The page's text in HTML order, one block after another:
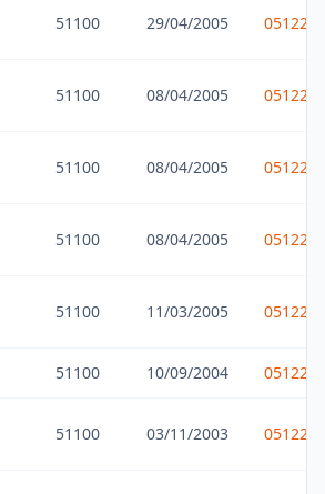
51100 29/04/2005
51100 08/04/2005
51100 08/04/2005
51100 08/04/2005
51100 11/03/2005
51100 10/09/2004
51100 03/11/2003